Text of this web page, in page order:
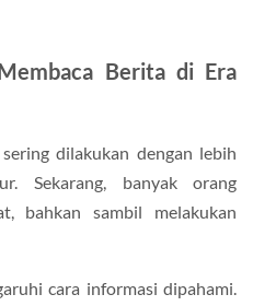
Berita di Era
dilakukan dengan lebih
Sekarang, banyak orang
bahkan sambil melakukan
cara informasi dipahami.